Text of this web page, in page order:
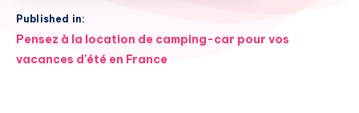
Published in:
Navigation
de
Pensez à la location de camping-car pour vos
vacances d’été en France